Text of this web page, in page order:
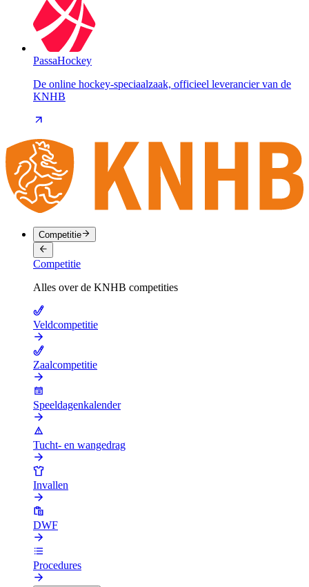
PassaHockey
De online hockey-speciaalzaak, officieel leverancier van de
KNHB
Competitie
Competitie
Alles over de KNHB competities
Veldcompetitie
Zaalcompetitie
Speeldagenkalender
Tucht- en wangedrag
Invallen
DWF
Procedures